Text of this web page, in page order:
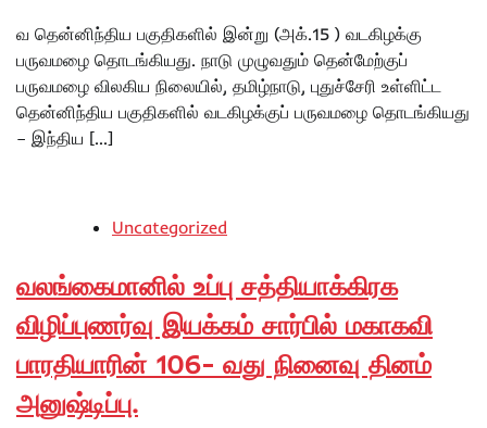
வ தென்னிந்திய பகுதிகளில் இன்று (அக்.15 ) வடகிழக்கு
பருவமழை தொடங்கியது. நாடு முழுவதும் தென்மேற்குப்
பருவமழை விலகிய நிலையில், தமிழ்நாடு, புதுச்சேரி உள்ளிட்ட
தென்னிந்திய பகுதிகளில் வடகிழக்குப் பருவமழை தொடங்கியது
– இந்திய […]
Uncategorized
வலங்கைமானில் உப்பு சத்தியாக்கிரக
விழிப்புணர்வு இயக்கம் சார்பில் மகாகவி
பாரதியாரின் 106- வது நினைவு தினம்
அனுஷ்டிப்பு.